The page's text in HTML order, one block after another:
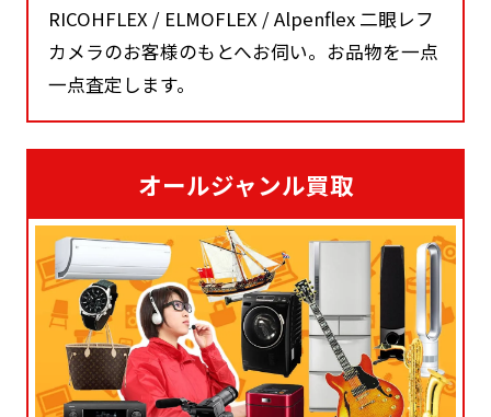
RICOHFLEX / ELMOFLEX / Alpenflex 二眼レフ
カメラのお客様のもとへお伺い。お品物を一点
一点査定します。
オールジャンル買取